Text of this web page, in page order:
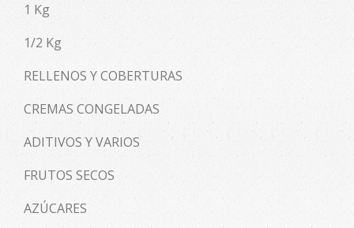
1 Kg
1/2 Kg
RELLENOS Y COBERTURAS
CREMAS CONGELADAS
ADITIVOS Y VARIOS
FRUTOS SECOS
AZÚCARES